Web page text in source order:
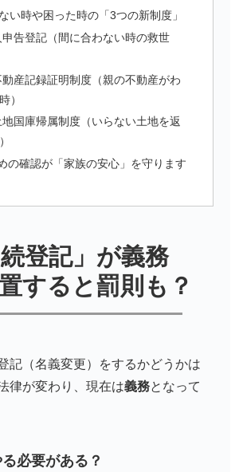
い時や困った時の「3つの新制度」
告登記（間に合わない時の救世
産記録証明制度（親の不動産がわ
）
国庫帰属制度（いらない土地を返
の確認が「家族の安心」を守ります
登記」が義務
すると罰則も？
記（名義変更）をするかどうかは
律が変わり、現在は義務となって
必要がある？